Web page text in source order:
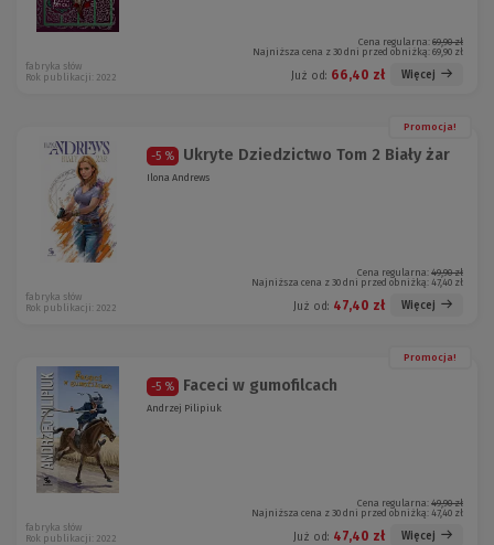
Cena regularna: 69,90 zł
Najniższa cena z 30 dni przed obniżką: 69,90 zł
Już od: 66,40 zł Więcej
fabryka słów
Rok publikacji: 2022
Promocja!
-5 % Ukryte Dziedzictwo Tom 2 Biały żar
Ilona Andrews
Cena regularna: 49,90 zł
Najniższa cena z 30 dni przed obniżką: 47,40 zł
Już od: 47,40 zł Więcej
fabryka słów
Rok publikacji: 2022
Promocja!
-5 % Faceci w gumofilcach
Andrzej Pilipiuk
Cena regularna: 49,90 zł
Najniższa cena z 30 dni przed obniżką: 47,40 zł
Już od: 47,40 zł Więcej
fabryka słów
Rok publikacji: 2022